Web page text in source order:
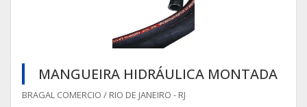
MANGUEIRA HIDRÁULICA MONTADA
BRAGAL COMERCIO / RIO DE JANEIRO - RJ